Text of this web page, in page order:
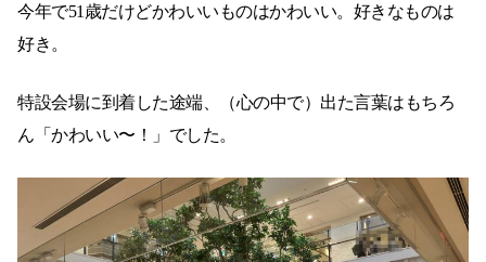
今年で51歳だけどかわいいものはかわいい。好きなものは
好き。
特設会場に到着した途端、（心の中で）出た言葉はもちろ
ん「かわいい〜！」でした。